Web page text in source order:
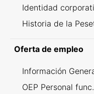
Identidad
Historia de la
Oferta de empleo
Información
OEP Personal